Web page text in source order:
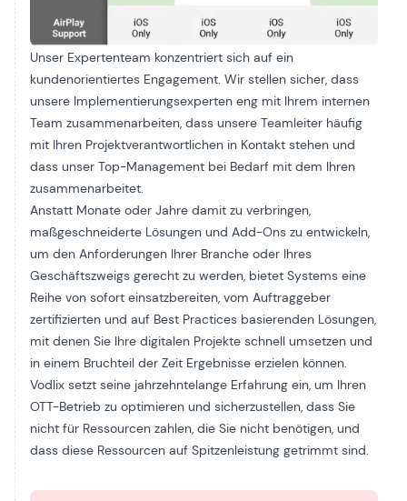
Unser Expertenteam konzentriert sich auf ein
kundenorientiertes Engagement. Wir stellen sicher, dass
unsere Implementierungsexperten eng mit Ihrem internen
Team zusammenarbeiten, dass unsere Teamleiter häufig
mit Ihren Projektverantwortlichen in Kontakt stehen und
dass unser Top-Management bei Bedarf mit dem Ihren
zusammenarbeitet.
Anstatt Monate oder Jahre damit zu verbringen,
maßgeschneiderte Lösungen und Add-Ons zu entwickeln,
um den Anforderungen Ihrer Branche oder Ihres
Geschäftszweigs gerecht zu werden, bietet Systems eine
Reihe von sofort einsatzbereiten, vom Auftraggeber
zertifizierten und auf Best Practices basierenden Lösungen,
mit denen Sie Ihre digitalen Projekte schnell umsetzen und
in einem Bruchteil der Zeit Ergebnisse erzielen können.
Vodlix setzt seine jahrzehntelange Erfahrung ein, um Ihren
OTT-Betrieb zu optimieren und sicherzustellen, dass Sie
nicht für Ressourcen zahlen, die Sie nicht benötigen, und
dass diese Ressourcen auf Spitzenleistung getrimmt sind.